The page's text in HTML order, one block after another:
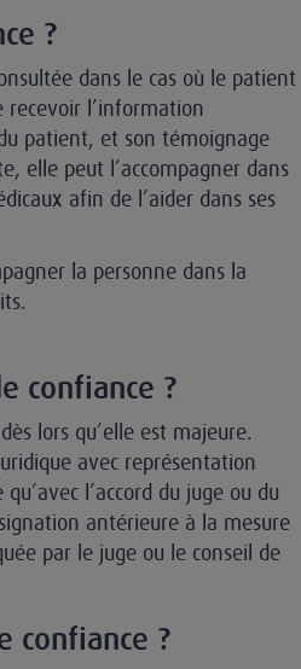
?
dans le cas où le patient
recevoir l’information
patient, et son témoignage
elle peut l’accompagner dans
afin de l’aider dans ses
la personne dans la
confiance ?
lors qu’elle est majeure.
avec représentation
l’accord du juge ou du
antérieure à la mesure
par le juge ou le conseil de
confiance ?